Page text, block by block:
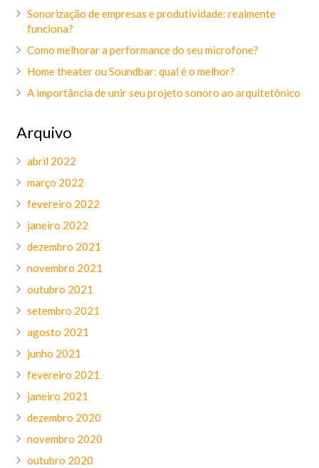
Sonorização de empresas e produtividade: realmente
funciona?
Como melhorar a performance do seu microfone?
Home theater ou Soundbar: qual é o melhor?
A importância de unir seu projeto sonoro ao arquitetônico
Arquivo
abril 2022
março 2022
fevereiro 2022
janeiro 2022
dezembro 2021
novembro 2021
outubro 2021
setembro 2021
agosto 2021
junho 2021
fevereiro 2021
janeiro 2021
dezembro 2020
novembro 2020
outubro 2020